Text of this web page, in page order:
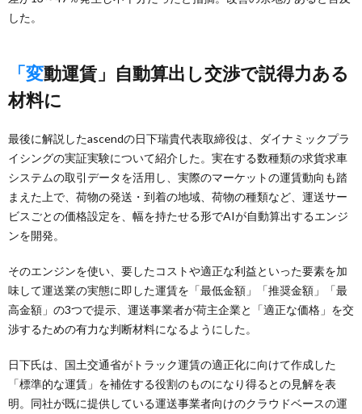
した。
「変動運賃」自動算出し交渉で説得力ある
材料に
最後に解説したascendの日下瑞貴代表取締役は、ダイナミックプラ
イシングの実証実験について紹介した。実在する数種類の求貨求車
システムの取引データを活用し、実際のマーケットの運賃動向も踏
まえた上で、荷物の発送・到着の地域、荷物の種類など、運送サー
ビスごとの価格設定を、幅を持たせる形でAIが自動算出するエンジ
ンを開発。
そのエンジンを使い、要したコストや適正な利益といった要素を加
味して運送業の実態に即した運賃を「最低金額」「推奨金額」「最
高金額」の3つで提示、運送事業者が荷主企業と「適正な価格」を交
渉するための有力な判断材料になるようにした。
日下氏は、国土交通省がトラック運賃の適正化に向けて作成した
「標準的な運賃」を補佐する役割のものになり得るとの見解を表
明。同社が既に提供している運送事業者向けのクラウドベースの運